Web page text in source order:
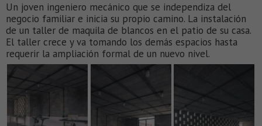
Un joven ingeniero mecánico que se independiza del
negocio familiar e inicia su propio camino. La instalación
de un taller de maquila de blancos en el patio de su casa.
El taller crece y va tomando los demás espacios hasta
requerir la ampliación formal de un nuevo nivel.